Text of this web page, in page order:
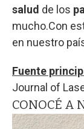
salud de los
mucho.Con
en nuestro
Fuente
Journal of
CONOCÉ A